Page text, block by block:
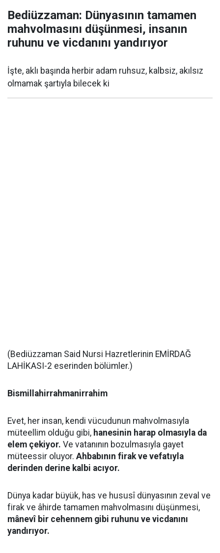
Bediüzzaman: Dünyasının tamamen
mahvolmasını düşünmesi, insanın
ruhunu ve vicdanını yandırıyor
İşte, aklı başında herbir adam ruhsuz, kalbsiz, akılsız
olmamak şartıyla bilecek ki
(Bediüzzaman Said Nursi Hazretlerinin EMİRDAĞ
LAHİKASI-2 eserinden bölümler.)
Bismillahirrahmanirrahim
Evet, her insan, kendi vücudunun mahvolmasıyla
müteellim olduğu gibi, hanesinin harap olmasıyla da
elem çekiyor. Ve vatanının bozulmasıyla gayet
müteessir oluyor. Ahbabının firak ve vefatıyla
derinden derine kalbi acıyor.
Dünya kadar büyük, has ve hususî dünyasının zeval ve
firak ve âhirde tamamen mahvolmasını düşünmesi,
mânevî bir cehennem gibi ruhunu ve vicdanını
yandırıyor.